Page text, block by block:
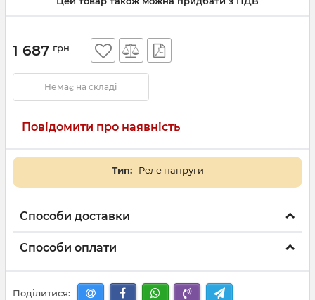
1 687 грн
Немає на складі
Повідомити про наявність
Тип: Реле напруги
Способи доставки
Способи оплати
Поділитися: